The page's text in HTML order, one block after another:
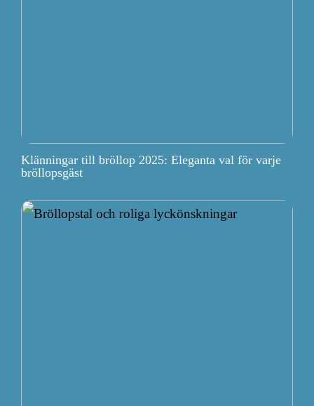
Klänningar till bröllop 2025: Eleganta val för varje
bröllopsgäst